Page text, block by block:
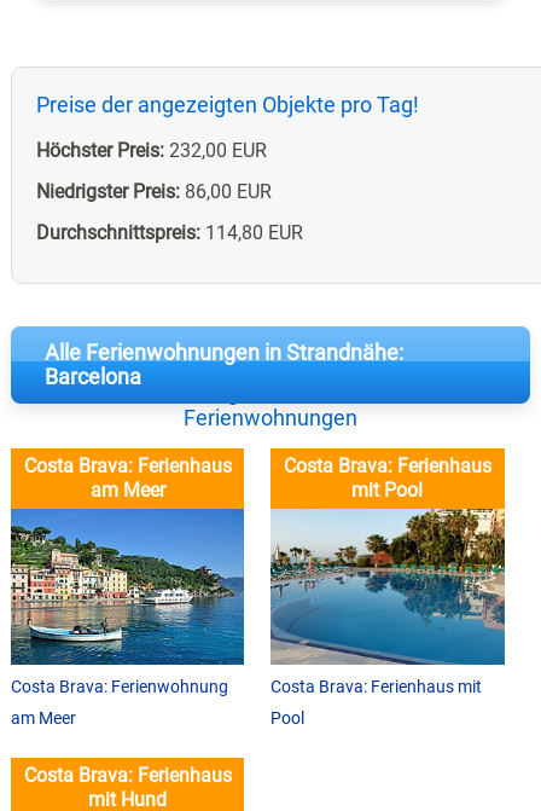
Preise der angezeigten Objekte pro Tag!
Höchster Preis:232,00 EUR
Niedrigster Preis:86,00 EUR
Durchschnittspreis:114,80 EUR
Alle Ferienwohnungen in Strandnähe:
Barcelona
Costa Brava: Ausgesuchte Ferienhaeuser &
Ferienwohnungen
Costa Brava: Ferienhaus
am Meer
Costa Brava: Ferienwohnung
am Meer
Costa Brava: Ferienhaus
mit Pool
Costa Brava: Ferienhaus mit
Pool
Costa Brava: Ferienhaus
mit Hund